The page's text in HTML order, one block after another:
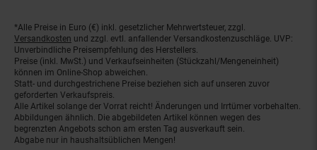
Fußnoten
*Alle Preise in Euro (€) inkl. gesetzlicher Mehrwertsteuer, zzgl.
Versandkosten und zzgl. evtl. anfallender Versandkostenzuschläge. UVP:
Unverbindliche Preisempfehlung des Herstellers.
Preise (inkl. MwSt.) und Verkaufseinheiten (Stückzahl/Mengeneinheit)
können im Online-Shop abweichen.
Statt- und durchgestrichene Preise beziehen sich auf unseren zuvor
geforderten Verkaufspreis.
Alle Artikel solange der Vorrat reicht! Änderungen und Irrtümer vorbehalten.
Abbildungen ähnlich. Die abgebildeten Artikel können wegen des
begrenzten Angebots schon am ersten Tag ausverkauft sein.
Abgabe nur in haushaltsüblichen Mengen!